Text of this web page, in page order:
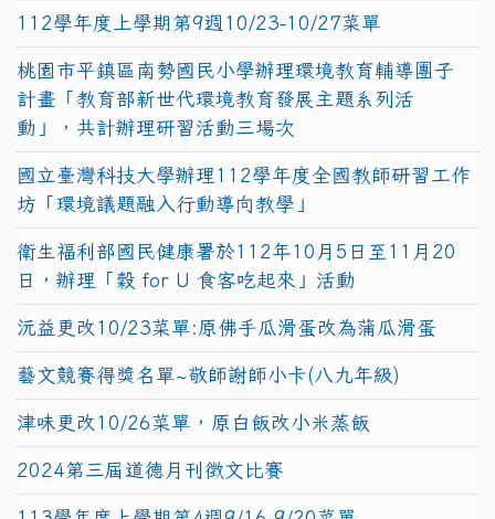
112學年度上學期第9週10/23-10/27菜單
桃園市平鎮區南勢國民小學辦理環境教育輔導團子
計畫「教育部新世代環境教育發展主題系列活
動」，共計辦理研習活動三場次
國立臺灣科技大學辦理112學年度全國教師研習工作
坊「環境議題融入行動導向教學」
衛生福利部國民健康署於112年10月5日至11月20
日，辦理「穀 for U 食客吃起來」活動
沅益更改10/23菜單:原佛手瓜滑蛋改為蒲瓜滑蛋
藝文競賽得獎名單~敬師謝師小卡(八九年級)
津味更改10/26菜單，原白飯改小米蒸飯
2024第三屆道德月刊徵文比賽